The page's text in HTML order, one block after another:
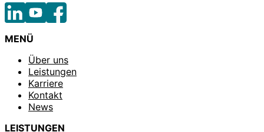
MENÜ
Über uns
Leistungen
Karriere
Kontakt
News
LEISTUNGEN